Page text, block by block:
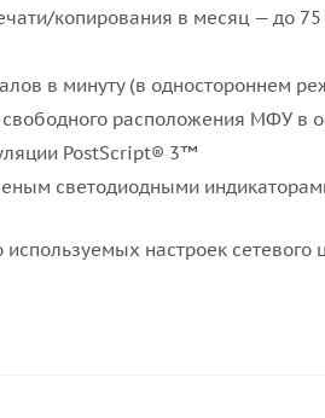
копирования в месяц — до 75
в минуту (в одностороннем
расположения МФУ в
PostScript® 3™
светодиодными
настроек сетевого